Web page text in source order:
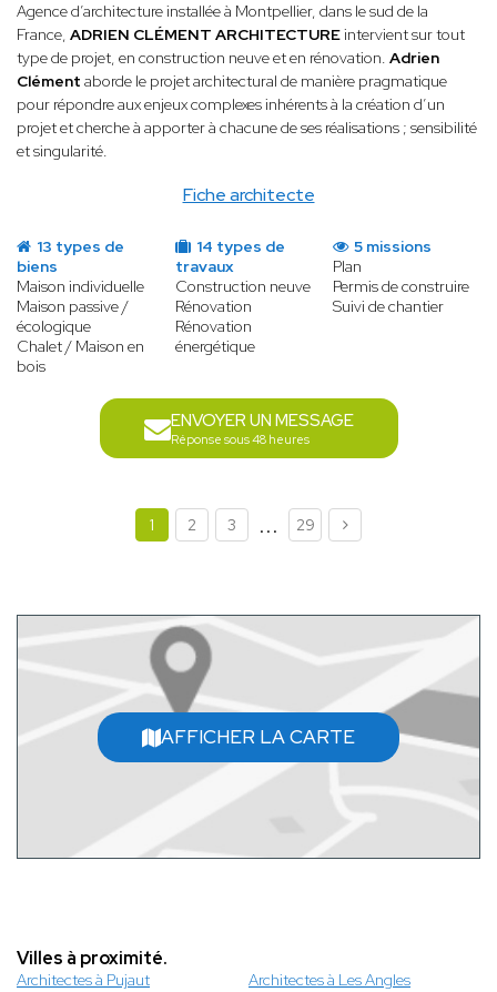
Fiche architecte
Agence d’architecture installée à Montpellier, dans le sud de la
France, ADRIEN CLÉMENT ARCHITECTUREintervient sur tout
type de projet, en construction neuve et en rénovation. Adrien
Clément aborde le projet architectural de manière pragmatique
pour répondre aux enjeux complexes inhérents à la création d’un
projet et cherche à apporter à chacune de ses réalisations ; sensibilité
et singularité.
13 types de
biens
Maison individuelle
Maison passive /
écologique
Chalet / Maison en
bois
14 types de
travaux
Construction neuve
Rénovation
Rénovation
énergétique
5 missions
Plan
Permis de construire
Suivi de chantier
ENVOYER UN MESSAGE
Réponse sous 48 heures
1 2 3 ... 29
AFFICHER LA CARTE
Villes à proximité.
Architectes à Pujaut
Architectes à Les Angles